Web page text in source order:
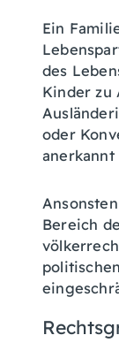
Ein
des
Kinder zu
oder
Bereich